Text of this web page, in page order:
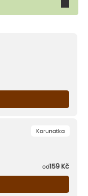
Korunatka
od 159 Kč